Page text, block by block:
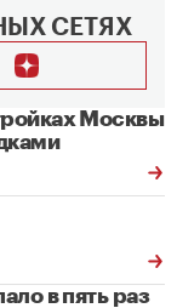
СЕТЯХ
Москвы
в пять раз